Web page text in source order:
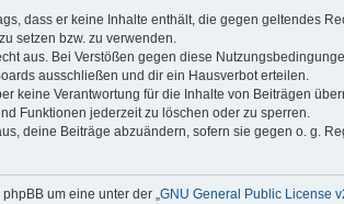
dass er keine Inhalte enthält, die gegen geltendes
setzen bzw. zu verwenden.
aus. Bei Verstößen gegen diese
ausschließen und dir ein Hausverbot erteilen.
keine Verantwortung für die Inhalte von Beiträgen
Funktionen jederzeit zu löschen oder zu sperren.
deine Beiträge abzuändern, sofern sie gegen o. g.
um eine unter der „GNU General Public License